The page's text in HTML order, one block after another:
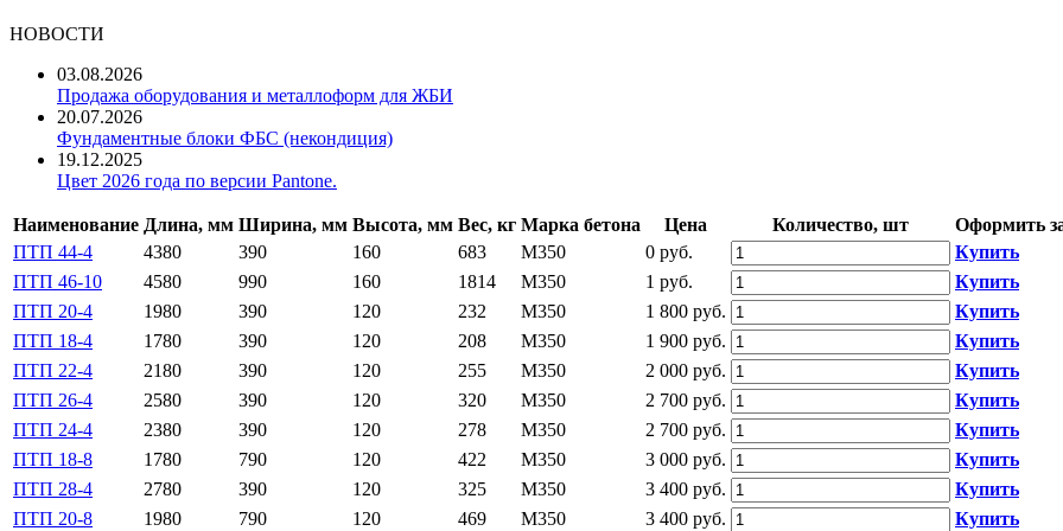
НОВОСТИ
03.08.2026
Продажа оборудования и металлоформ для ЖБИ
20.07.2026
Фундаментные блоки ФБС (некондиция)
19.12.2025
Цвет 2026 года по версии Pantone.
Наименование Длина, мм Ширина, мм Высота, мм Вес, кг Марка бетона Цена Количество, шт
Оформить
ПТП 44-4
4380 390 160 683 М350 0 руб.
Купить
ПТП 46-10
4580 990 160 1814 М350 1 руб.
Купить
ПТП 20-4
1980 390 120 232 М350 1 800 руб.
Купить
ПТП 18-4
1780 390 120 208 М350 1 900 руб.
Купить
ПТП 22-4
2180 390 120 255 М350 2 000 руб.
Купить
ПТП 26-4
2580 390 120 320 М350 2 700 руб.
Купить
ПТП 24-4
2380 390 120 278 М350 2 700 руб.
Купить
ПТП 18-8
1780 790 120 422 М350 3 000 руб.
Купить
ПТП 28-4
2780 390 120 325 М350 3 400 руб.
Купить
ПТП 20-8
1980 790 120 469 М350 3 400 руб. Купить